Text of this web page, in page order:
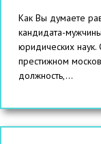
Как Вы думаете
кандидата-
юридических наук.
престижном
должность,...